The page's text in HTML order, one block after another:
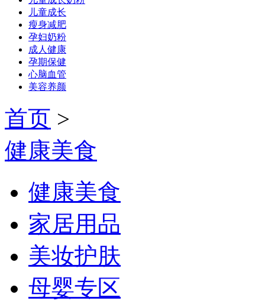
儿童成长
瘦身减肥
孕妇奶粉
成人健康
孕期保健
心脑血管
美容养颜
首页 >
健康美食
健康美食
家居用品
美妆护肤
母婴专区